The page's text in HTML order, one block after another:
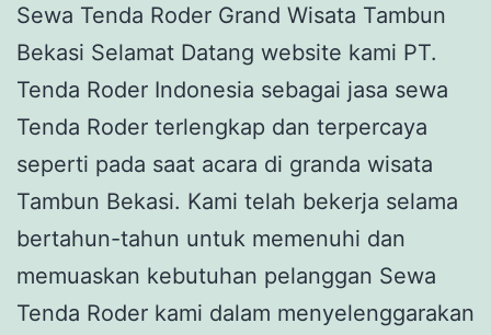
Sewa Tenda Roder Grand Wisata Tambun
Bekasi Selamat Datang website kami PT.
Tenda Roder Indonesia sebagai jasa sewa
Tenda Roder terlengkap dan terpercaya
seperti pada saat acara di granda wisata
Tambun Bekasi. Kami telah bekerja selama
bertahun-tahun untuk memenuhi dan
memuaskan kebutuhan pelanggan Sewa
Tenda Roder kami dalam menyelenggarakan